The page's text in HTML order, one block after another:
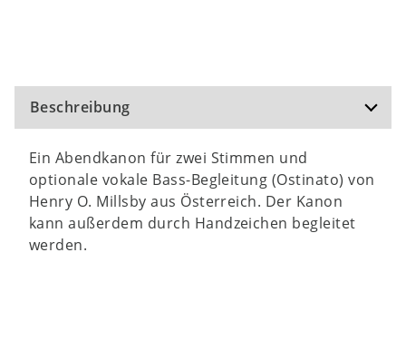
Beschreibung
Ein Abendkanon für zwei Stimmen und
optionale vokale Bass-Begleitung (Ostinato) von
Henry O. Millsby aus Österreich. Der Kanon
kann außerdem durch Handzeichen begleitet
werden.